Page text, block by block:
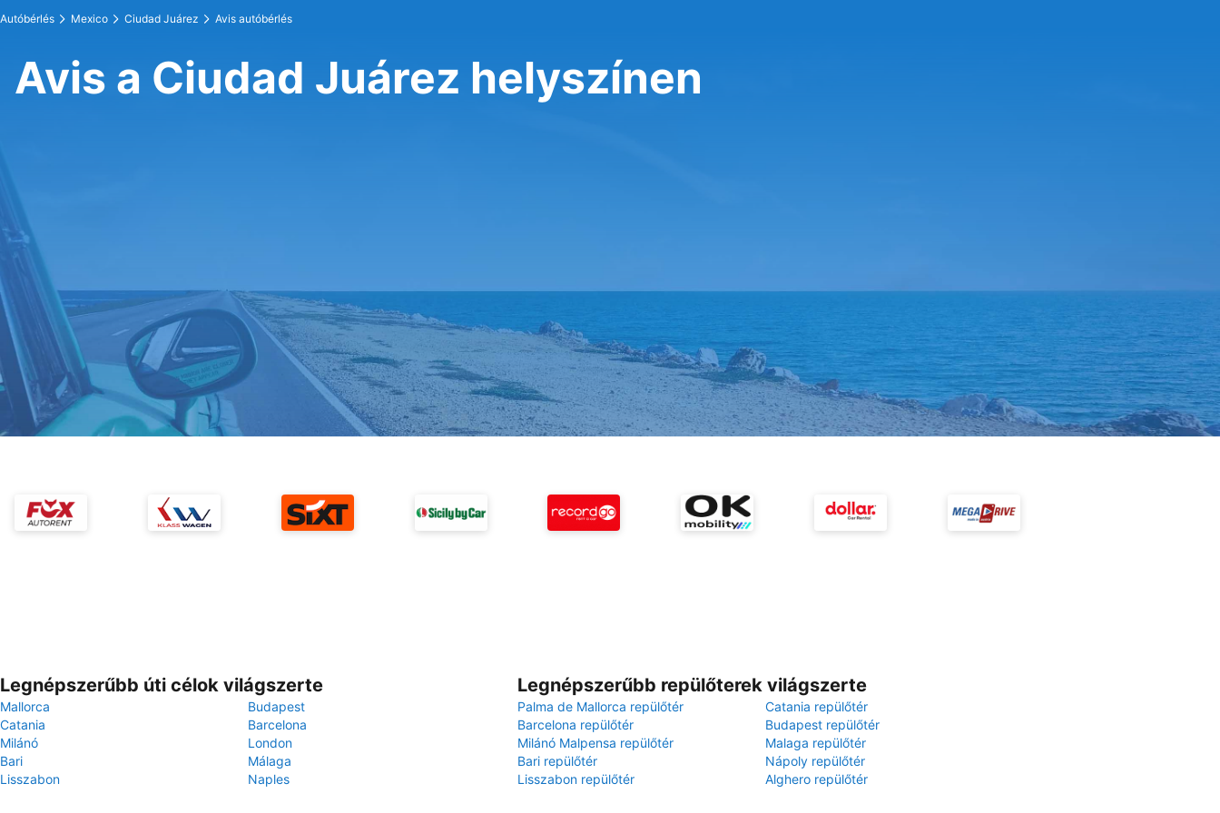
Autóbérlés Mexico Ciudad Juárez Avis autóbérlés
Avis a Ciudad Juárez helyszínen
Legnépszerűbb úti célok világszerte
Mallorca
Budapest
Catania
Barcelona
Milánó
London
Bari
Málaga
Lisszabon
Naples
Legnépszerűbb repülőterek világszerte
Palma de Mallorca repülőtér
Catania repülőtér
Barcelona repülőtér
Budapest repülőtér
Milánó Malpensa repülőtér
Malaga repülőtér
Bari repülőtér
Nápoly repülőtér
Lisszabon repülőtér
Alghero repülőtér